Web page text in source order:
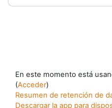
En este momento está
(Acceder)
Resumen de retención de
Descargar la app para